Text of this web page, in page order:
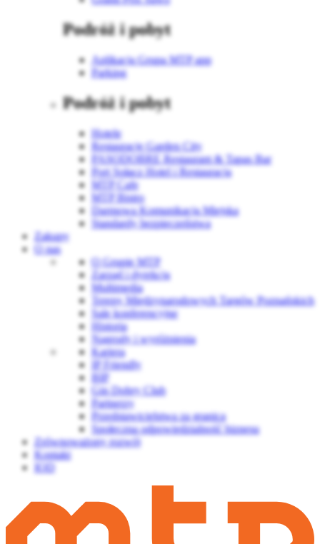
Podróż i pobyt
Aplikacja Grupa MTP app
Parking
Podróż i pobyt
Hotele
Restauracje Garden City
PASODOBRE Restaurant & Tapas Bar
Port Sołacz Hotel i Restauracja
MTP Cafe
MTP Bistro
Darmowa Komunikacja Miejska
Standardy bezpieczeństwa
Zakupy
O nas
O Grupie MTP
Zarząd i dyrekcja
Multimedia
Tereny Międzynarodowych Targów Poznańskich
Sale konferencyjne
Historia
Nagrody i wyróżnienia
Kariera
IP Friendly
BIP
Gin Dobry Club
Partnerzy
Przedstawicielstwa za granicą
Społeczna odpowiedzialność biznesu
Zrównoważony rozwój
Kontakt
IOD